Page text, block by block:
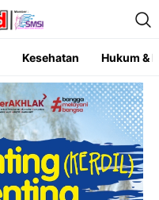
Kesehatan Hukum &